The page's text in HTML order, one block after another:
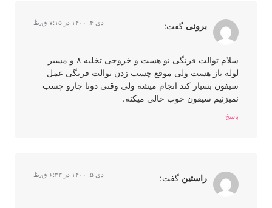
برونی گفت: دی ۴, ۱۴۰۰ در ۷:۱۵ ق٫ظ
سلام توالت فرنگی نو هست و خروجی تخلیه ۸ و مسیر
لوله باز هست ولی موقع چسب زدن توالت فرنگی عمل
سیفون بسیار کند انجام میشه ولی وقتی دوتا جارو چسب
نمیزنیم سیفون خوب خالی میکنه.
پاسخ
راستین گفت: دی ۵, ۱۴۰۰ در ۶:۳۳ ق٫ظ